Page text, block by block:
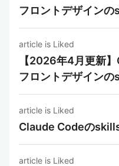
フロントデザイン
article is Liked
【2026年4月更新
フロントデザイン
article is Liked
Claude Codeの
article is Liked